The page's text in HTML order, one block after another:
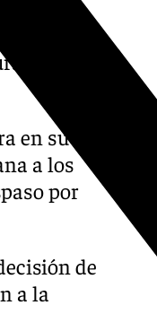
es
la
en su
a los
por
de
a la